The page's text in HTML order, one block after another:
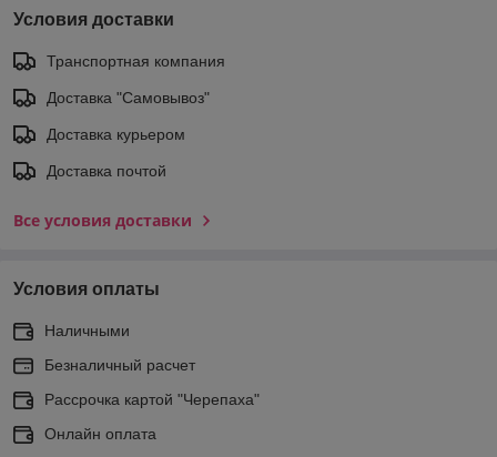
Условия доставки
Транспортная компания
Доставка "Самовывоз"
Доставка курьером
Доставка почтой
Все условия доставки
Условия оплаты
Наличными
Безналичный расчет
Рассрочка картой "Черепаха"
Онлайн оплата